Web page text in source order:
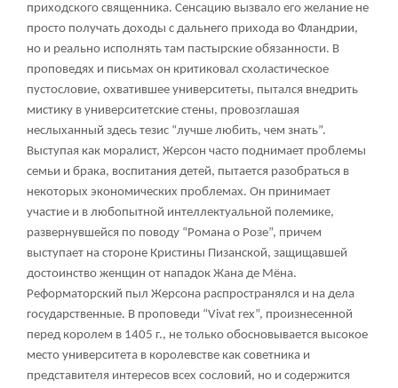
приходского священника. Сенсацию вызвало его желание не
просто получать доходы с дальнего прихода во Фландрии,
но и реально исполнять там пастырские обязанности. В
проповедях и письмах он критиковал схоластическое
пустословие, охватившее университеты, пытался внедрить
мистику в университетские стены, провозглашая
неслыханный здесь тезис “лучше любить, чем знать”.
Выступая как моралист, Жерсон часто поднимает проблемы
семьи и брака, воспитания детей, пытается разобраться в
некоторых экономических проблемах. Он принимает
участие и в любопытной интеллектуальной полемике,
развернувшейся по поводу “Романа о Розе”, причем
выступает на стороне Кристины Пизанской, защищавшей
достоинство женщин от нападок Жана де Мёна.
Реформаторский пыл Жерсона распространялся и на дела
государственные. В проповеди “Vivat rex”, произнесенной
перед королем в 1405 г., не только обосновывается высокое
место университета в королевстве как советника и
представителя интересов всех сословий, но и содержится